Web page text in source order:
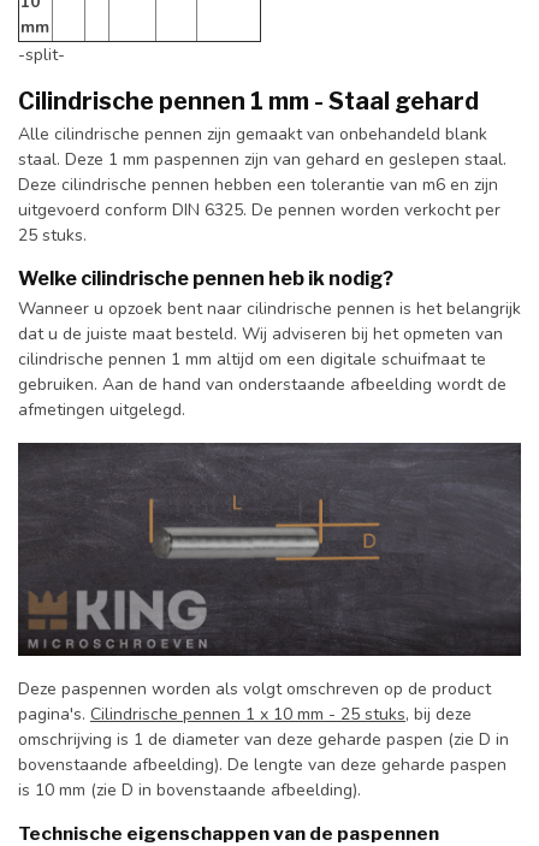
mm
-split-
Cilindrische pennen 1 mm - Staal gehard
Alle cilindrische pennen zijn gemaakt van onbehandeld blank
staal. Deze 1 mm paspennen zijn van gehard en geslepen staal.
Deze cilindrische pennen hebben een tolerantie van m6 en zijn
uitgevoerd conform DIN 6325. De pennen worden verkocht per
25 stuks.
Welke cilindrische pennen heb ik nodig?
Wanneer u opzoek bent naar cilindrische pennen is het belangrijk
dat u de juiste maat besteld. Wij adviseren bij het opmeten van
cilindrische pennen 1 mm altijd om een digitale schuifmaat te
gebruiken. Aan de hand van onderstaande afbeelding wordt de
afmetingen uitgelegd.
Deze paspennen worden als volgt omschreven op de product
pagina's. Cilindrische pennen 1 x 10 mm - 25 stuks, bij deze
omschrijving is 1 de diameter van deze geharde paspen (zie D in
bovenstaande afbeelding). De lengte van deze geharde paspen
is 10 mm (zie D in bovenstaande afbeelding).
Technische eigenschappen van de paspennen